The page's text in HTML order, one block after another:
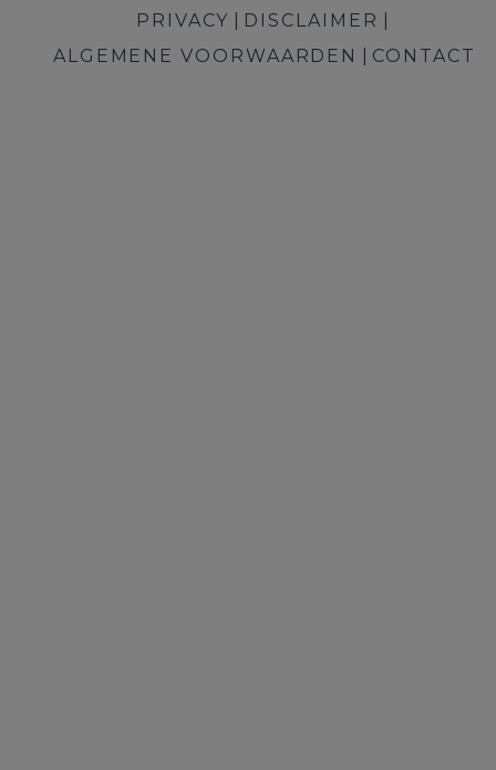
PRIVACY
DISCLAIMER
ALGEMENE VOORWAARDEN
CONTACT